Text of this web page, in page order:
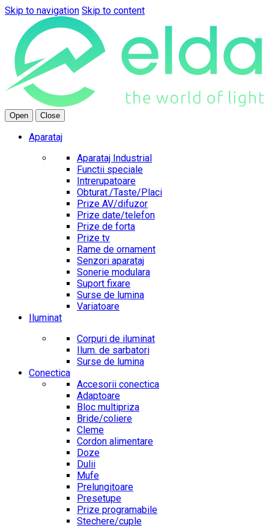
Skip to navigation Skip to content
Open Close
Aparataj
Aparataj Industrial
Functii speciale
Intrerupatoare
Obturat./Taste/Placi
Prize AV/difuzor
Prize date/telefon
Prize de forta
Prize tv
Rame de ornament
Senzori aparataj
Sonerie modulara
Suport fixare
Surse de lumina
Variatoare
Iluminat
Corpuri de iluminat
Ilum. de sarbatori
Surse de lumina
Conectica
Accesorii conectica
Adaptoare
Bloc multipriza
Bride/coliere
Cleme
Cordon alimentare
Doze
Dulii
Mufe
Prelungitoare
Presetupe
Prize programabile
Stechere/cuple